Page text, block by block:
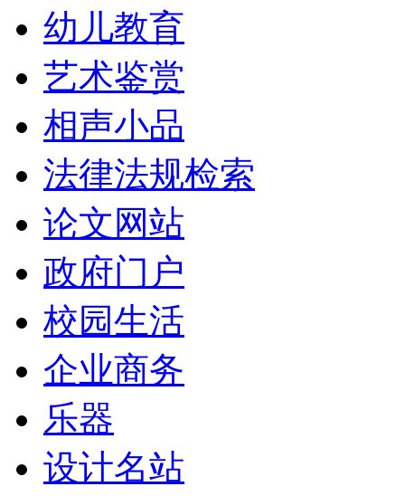
幼儿教育
艺术鉴赏
相声小品
法律法规检索
论文网站
政府门户
校园生活
企业商务
乐器
设计名站